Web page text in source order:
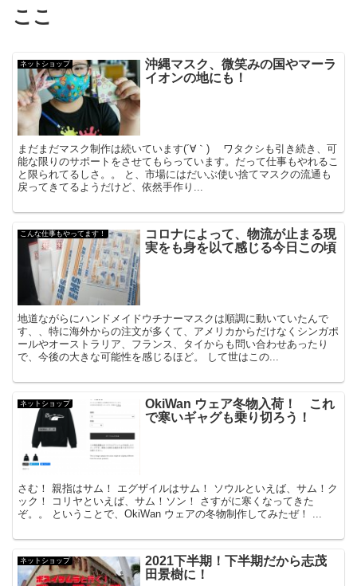
ここ
ネットショップ
沖縄マスク、微笑みの国やマーラ
イオンの地にも！
まだまだマスク制作は続いています(´∀｀) ワタクシも引き続き、可
能な限りのサポートをさせてもらっています。だって仕事もやれるこ
と限られてるしさ。。 と、市場にはだいぶ使い捨てマスクの流通も
戻ってきてるようだけど、依然手作り...
こんな仕事もやってます！
コロナによって、物流が止まる現
実をも身を以て感じる今日この頃
地道ながらにハンドメイドウチナーマスクは順調に動いていたんで
す、、特に海外からの注文が多くて、アメリカからだけなくシンガポ
ールやオーストラリア、フランス、タイからも問い合わせあったり
で、今後の大きな可能性を感じるほど。 して世はこの...
ネットショップ
OkiWan ウェア冬物入荷！ これ
で寒いギャグも乗り切ろう！
さむ！ 親指はサム！ エグザイルはサム！ ソウルといえば、サム！ク
ック！ コリヤといえば、サム！ソン！ さすがに寒くなってきた
ぞ。。 ということで、OkiWan ウェアの冬物制作してみたぜ！ ...
ネットショップ
2021下半期！下半期だから志茂
田景樹に！